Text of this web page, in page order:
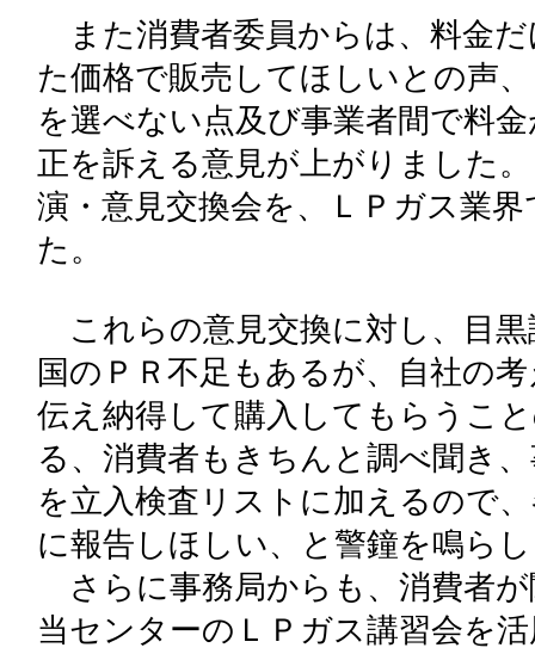
また消費者委員からは、料金
た価格で販売してほしいとの声
を選べない点及び事業者間で料
正を訴える意見が上がりました
演・意見交換会を、ＬＰガス業
た。
これらの意見交換に対し、目
国のＰＲ不足もあるが、自社の
伝え納得して購入してもらうこ
る、消費者もきちんと調べ聞き
を立入検査リストに加えるので
に報告しほしい、と警鐘を鳴ら
さらに事務局からも、消費者
当センターのＬＰガス講習会を